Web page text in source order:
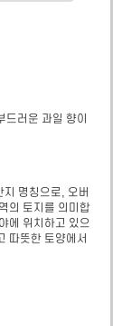
러운 과일 향이
지 명칭으로, 오버
의 토지를 의미합
에 위치하고 있으
따뜻한 토양에서